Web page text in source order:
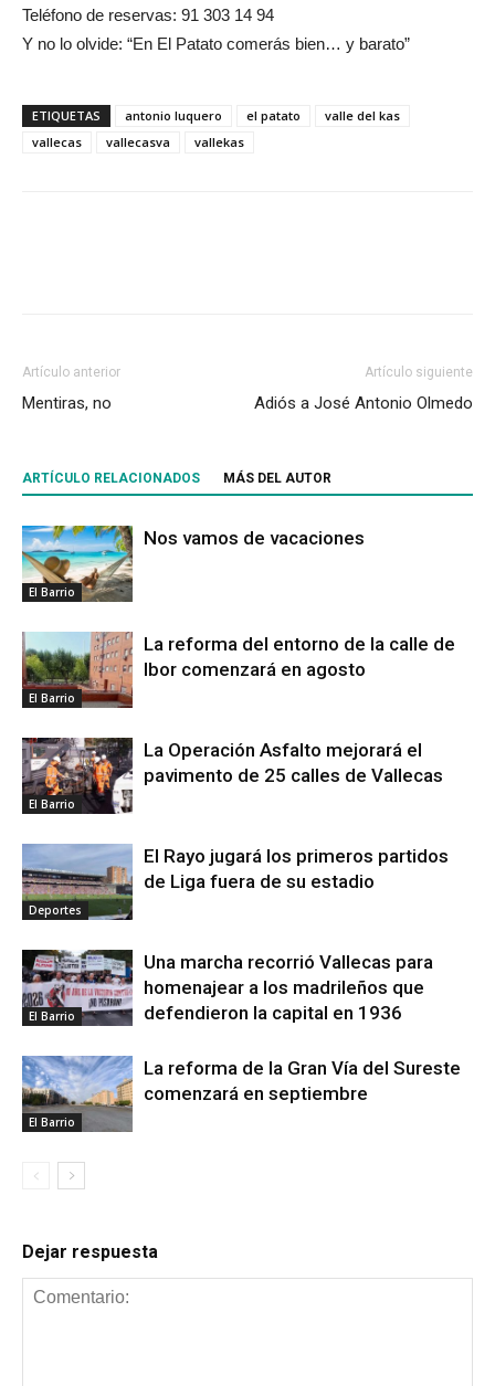
Teléfono de reservas: 91 303 14 94
Y no lo olvide: “En El Patato comerás bien… y barato”
ETIQUETAS antonio luquero el patato
valle del kas
vallecas
vallecasva vallekas
Artículo anterior
Mentiras, no
Artículo siguiente
Adiós a José Antonio Olmedo
ARTÍCULO RELACIONADOS MÁS DEL AUTOR
El Barrio
Nos vamos de vacaciones
El Barrio
La reforma del entorno de la calle de
Ibor comenzará en agosto
El Barrio
La Operación Asfalto mejorará el
pavimento de 25 calles de Vallecas
Deportes
El Rayo jugará los primeros partidos
de Liga fuera de su estadio
El Barrio
Una marcha recorrió Vallecas para
homenajear a los madrileños que
defendieron la capital en 1936
El Barrio
La reforma de la Gran Vía del Sureste
comenzará en septiembre
Dejar respuesta